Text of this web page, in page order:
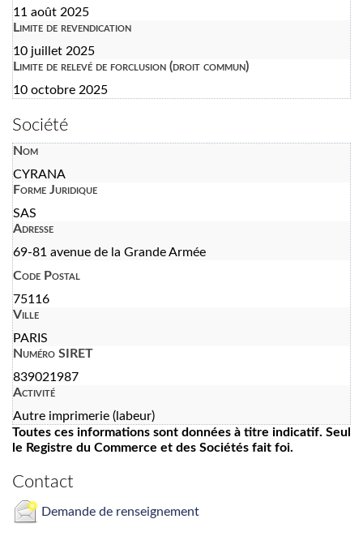
11 août 2025
Limite de revendication
10 juillet 2025
Limite de relevé de forclusion (droit commun)
10 octobre 2025
Société
Nom
CYRANA
Forme Juridique
SAS
Adresse
69-81 avenue de la Grande Armée
Code Postal
75116
Ville
PARIS
Numéro SIRET
839021987
Activité
Autre imprimerie (labeur)
Toutes ces informations sont données à titre indicatif. Seul
le Registre du Commerce et des Sociétés fait foi.
Contact
Demande de renseignement